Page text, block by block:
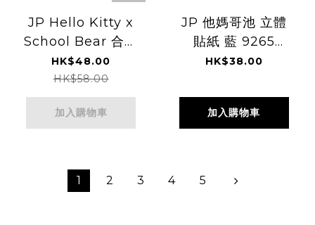
JP Hello Kitty x
School Bear 合皮
散子包快扣 4937
TK260808
HK$48.00
HK$58.00
加入購物車
JP 他媽哥池 立體
貼紙 藍 9265
TK260808
HK$38.00
加入購物車
1 2 3 4 5